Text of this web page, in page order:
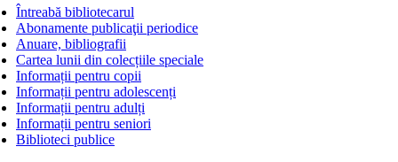
Întreabă bibliotecarul
Abonamente publicaţii periodice
Anuare, bibliografii
Cartea lunii din colecțiile speciale
Informații pentru copii
Informații pentru adolescenți
Informații pentru adulți
Informații pentru seniori
Biblioteci publice